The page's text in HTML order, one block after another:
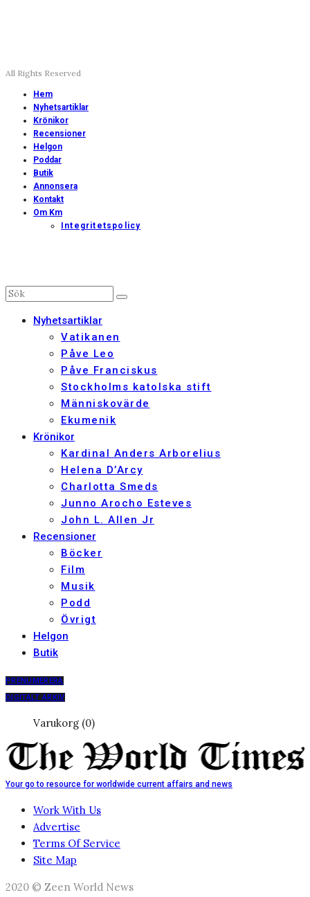
All Rights Reserved
Hem
Nyhetsartiklar
Krönikor
Recensioner
Helgon
Poddar
Butik
Annonsera
Kontakt
Om Km
Integritetspolicy
Nyhetsartiklar
Vatikanen
Påve Leo
Påve Franciskus
Stockholms katolska stift
Människovärde
Ekumenik
Krönikor
Kardinal Anders Arborelius
Helena D’Arcy
Charlotta Smeds
Junno Arocho Esteves
John L. Allen Jr
Recensioner
Böcker
Film
Musik
Podd
Övrigt
Helgon
Butik
PRENUMERERA
DIGITALT ARKIV
Varukorg (0)
Your go to resource for worldwide current affairs and news
Work With Us
Advertise
Terms Of Service
Site Map
2020 © Zeen World News